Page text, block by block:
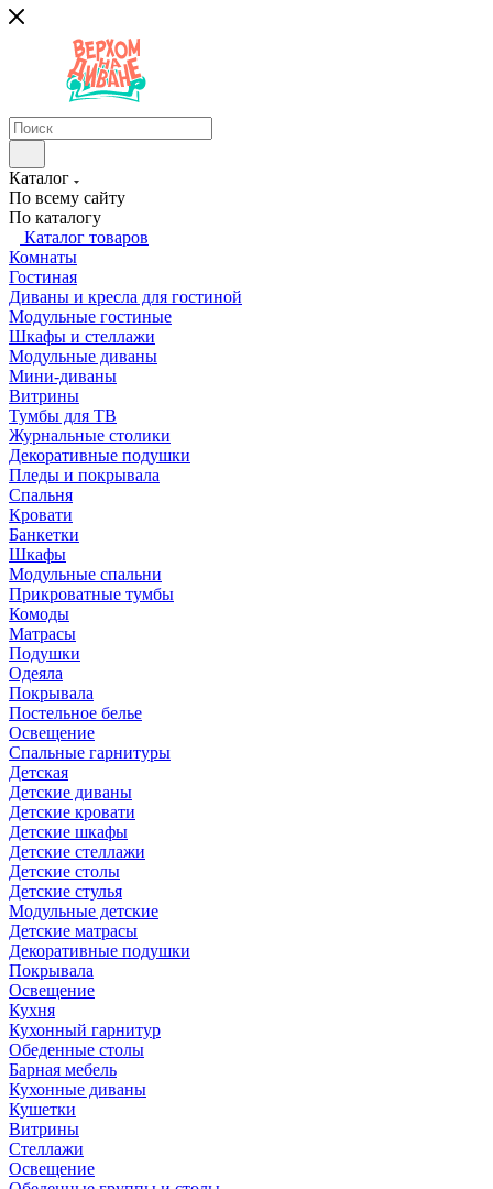
Каталог
По всему сайту
По каталогу
Каталог товаров
Комнаты
Гостиная
Диваны и кресла для гостиной
Модульные гостиные
Шкафы и стеллажи
Модульные диваны
Мини-диваны
Витрины
Тумбы для ТВ
Журнальные столики
Декоративные подушки
Пледы и покрывала
Спальня
Кровати
Банкетки
Шкафы
Модульные спальни
Прикроватные тумбы
Комоды
Матрасы
Подушки
Одеяла
Покрывала
Постельное белье
Освещение
Спальные гарнитуры
Детская
Детские диваны
Детские кровати
Детские шкафы
Детские стеллажи
Детские столы
Детские стулья
Модульные детские
Детские матрасы
Декоративные подушки
Покрывала
Освещение
Кухня
Кухонный гарнитур
Обеденные столы
Барная мебель
Кухонные диваны
Кушетки
Витрины
Стеллажи
Освещение